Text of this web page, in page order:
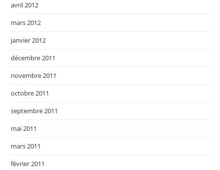
avril 2012
mars 2012
janvier 2012
décembre 2011
novembre 2011
octobre 2011
septembre 2011
mai 2011
mars 2011
février 2011